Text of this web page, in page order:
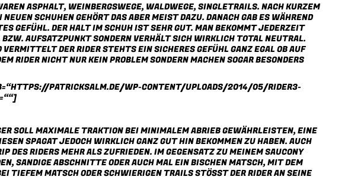
ASPHALT, WEINBERGSWEGE, WALDWEGE, SINGLETRAILS. NACH KURZEM
SCHUHEN GEHÖRT DAS ABER MEIST DAZU. DANACH GAB ES WÄHREND
GEFÜHL. DER HALT IM SCHUH IST SEHR GUT. MAN BEKOMMT JEDERZEIT
AUFSATZPUNKT SONDERN VERHÄLT SICH WIRKLICH TOTAL NEUTRAL.
DER RIDER STEHTS EIN SICHERES GEFÜHL GANZ EGAL OB AUF
NICHT NUR KEIN PROBLEM SONDERN MACHEN SOGAR BESONDERS
PATRICKSALM.DE/WP-CONTENT/UPLOADS/2014/05/RIDER3-
SOLL MAXIMALE TRAKTION BEI MINIMALEM ABRIEB GEWÄHRLEISTEN, EINE
SPAGAT JEDOCH WIRKLICH GANZ GUT HIN BEKOMMEN ZU HABEN. AUCH
DES RIDERS MEHR ALS ZUFRIEDEN. IM GEGENSATZ ZU MEINEMSAUCONY
SANDIGE ABSCHNITTE ODER AUCH MAL EIN BISCHEN MATSCH, MIT DEM R
MATSCH ODER SCHWIERIGEN TRAILS STÖSST DER RIDER AN SEINE GR